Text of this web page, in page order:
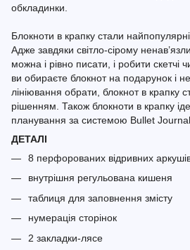
обкладинки.
Блокноти в крапку стали
Адже завдяки світло-сірому
можна і рівно писати, і робити скетчі
ви обираєте блокнот на подарунок і
лініювання обрати, блокнот в крапку
рішенням. Також блокноти в крапку
планування за системою Bullet Journal.
ДЕТАЛІ
8 перфорованих відривних
внутрішня регульована кишеня
таблиця для заповнення змісту
нумерація сторінок
2 закладки-лясе